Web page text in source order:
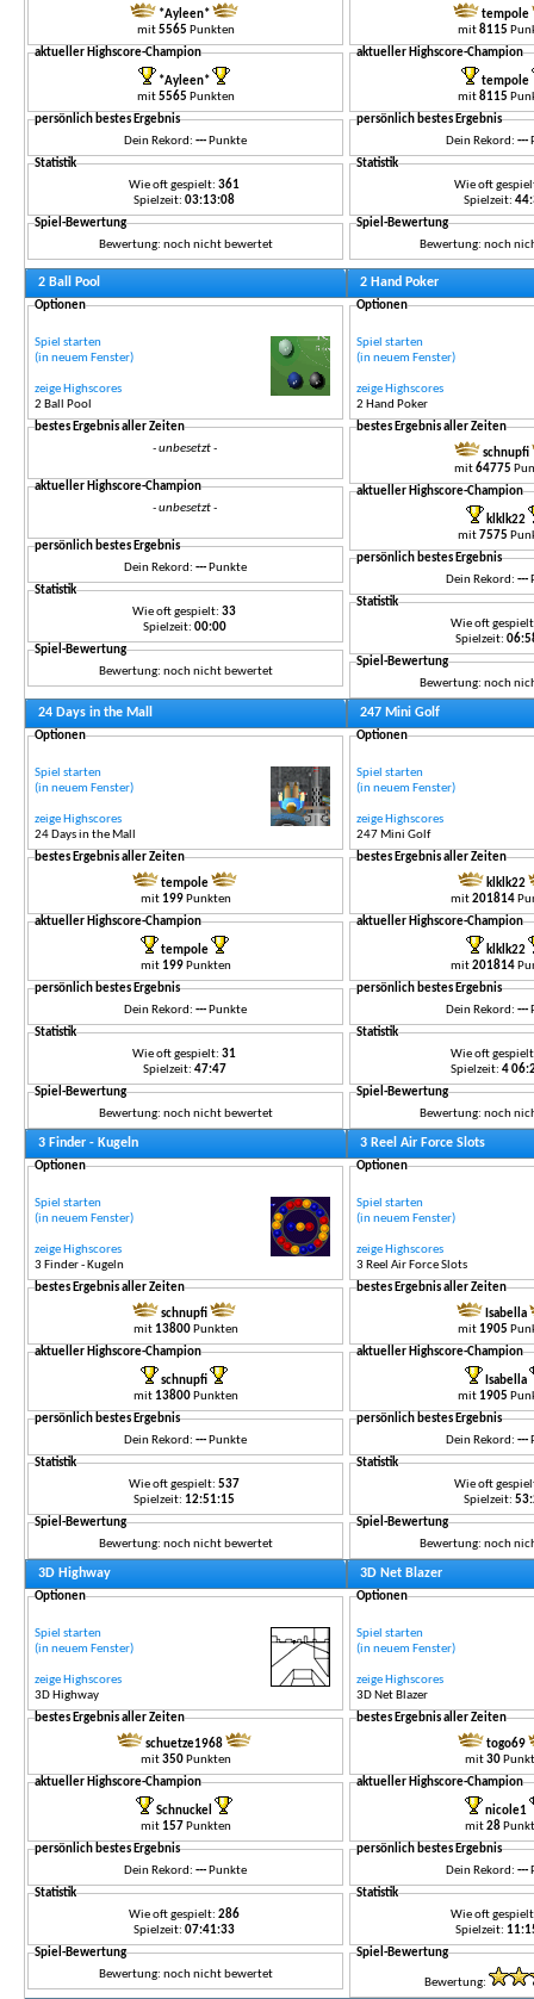
*Ayleen*
mit5565 Punkten
aktueller Highscore-Champion
*Ayleen*
mit5565 Punkten
persönlich bestes Ergebnis
Dein Rekord: --- Punkte
Statistik
Wie oft gespielt: 361
Spielzeit: 03:13:08
Spiel-Bewertung
Bewertung: noch nicht bewertet
tempole
mit8115
aktueller Highscore-Champion
tempole
mit8115
persönlich bestes Ergebnis
Dein Rekord: ---
Statistik
Wie oft
Spielzeit:
Spiel-Bewertung
Bewertung: noch
2 Ball Pool
Optionen
Spiel starten
(in neuem Fenster)
zeige Highscores
2 Ball Pool
bestes Ergebnis aller Zeiten
- unbesetzt -
aktueller Highscore-Champion
- unbesetzt -
persönlich bestes Ergebnis
Dein Rekord: --- Punkte
Statistik
Wie oft gespielt: 33
Spielzeit: 00:00
Spiel-Bewertung
Bewertung: noch nicht bewertet
2 Hand Poker
Optionen
Spiel starten
(in neuem Fenster)
zeige Highscores
2 Hand Poker
bestes Ergebnis aller Zeiten
schnupfi
mit64775
aktueller Highscore-Champion
klklk22
mit 7575
persönlich bestes Ergebnis
Dein Rekord: ---
Statistik
Wie oft
Spielzeit:
Spiel-Bewertung
Bewertung: noch
24 Days in the Mall
Optionen
Spiel starten
(in neuem Fenster)
zeige Highscores
24 Days in the Mall
bestes Ergebnis aller Zeiten
tempole
mit 199Punkten
aktueller Highscore-Champion
tempole
mit 199Punkten
persönlich bestes Ergebnis
Dein Rekord: --- Punkte
Statistik
Wie oft gespielt: 31
Spielzeit: 47:47
Spiel-Bewertung
Bewertung: noch nicht bewertet
247 Mini Golf
Optionen
Spiel starten
(in neuem Fenster)
zeige Highscores
247 Mini Golf
bestes Ergebnis aller Zeiten
klklk22
mit201814
aktueller Highscore-Champion
klklk22
mit201814
persönlich bestes Ergebnis
Dein Rekord: ---
Statistik
Wie oft
Spielzeit:
4
Spiel-Bewertung
Bewertung: noch
3 Finder - Kugeln
Optionen
Spiel starten
(in neuem Fenster)
zeige Highscores
3 Finder - Kugeln
bestes Ergebnis aller Zeiten
schnupfi
mit 13800Punkten
aktueller Highscore-Champion
schnupfi
mit 13800Punkten
persönlich bestes Ergebnis
Dein Rekord: --- Punkte
Statistik
Wie oft gespielt: 537
Spielzeit: 12:51:15
Spiel-Bewertung
Bewertung: noch nicht bewertet
3 Reel Air Force Slots
Optionen
Spiel starten
(in neuem Fenster)
zeige Highscores
3 Reel Air Force Slots
bestes Ergebnis aller Zeiten
Isabella
mit 1905
aktueller Highscore-Champion
Isabella
mit 1905
persönlich bestes Ergebnis
Dein Rekord: ---
Statistik
Wie oft
Spielzeit:
Spiel-Bewertung
Bewertung: noch
3D Highway
Optionen
Spiel starten
(in neuem Fenster)
zeige Highscores
3D Highway
bestes Ergebnis aller Zeiten
schuetze1968
mit350Punkten
aktueller Highscore-Champion
Schnuckel
mit 157 Punkten
persönlich bestes Ergebnis
Dein Rekord: --- Punkte
Statistik
Wie oft gespielt: 286
Spielzeit: 07:41:33
Spiel-Bewertung
Bewertung: noch nicht bewertet
3D Net Blazer
Optionen
Spiel starten
(in neuem Fenster)
zeige Highscores
3D Net Blazer
bestes Ergebnis aller Zeiten
togo69
mit30
aktueller Highscore-Champion
nicole1
mit28
persönlich bestes Ergebnis
Dein Rekord: ---
Statistik
Wie oft
Spielzeit:
Spiel-Bewertung
Bewertung: